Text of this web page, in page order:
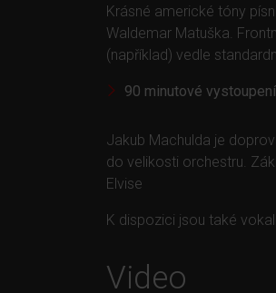
Krásné americké tóny
Waldemar Matuška.
(například) vedle
90 minutové
Jakub Machulda je
do velikosti orchestru.
Elvise
K dispozici jsou také
Video